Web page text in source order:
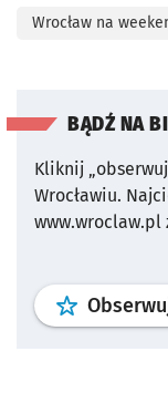
Wrocław na
BĄDŹ NA
Kliknij
Wrocławiu.
www.wroclaw.pl